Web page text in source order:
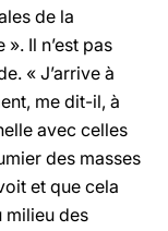
de la
Il n’est pas
« J’arrive à
me dit-il, à
avec celles
des masses
et que cela
milieu des